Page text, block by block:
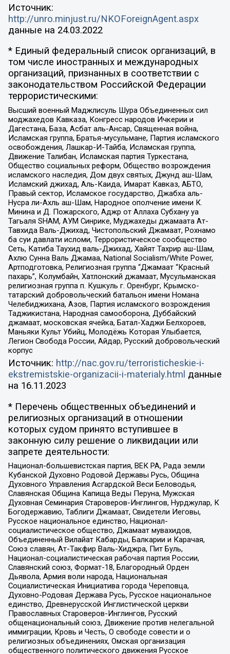
Источник:
http://unro.minjust.ru/NKOForeignAgent.aspx
данные на 24.03.2022
* Единый федеральный список организаций, в
том числе иностранных и международных
организаций, признанных в соответствии с
законодательством Российской Федерации
террористическими:
Высший военный Маджлисуль Шура Объединенных сил
моджахедов Кавказа, Конгресс народов Ичкерии и
Дагестана, База, Асбат аль-Ансар, Священная война,
Исламская группа, Братья-мусульмане, Партия исламского
освобождения, Лашкар-И-Тайба, Исламская группа,
Движение Талибан, Исламская партия Туркестана,
Общество социальных реформ, Общество возрождения
исламского наследия, Дом двух святых, Джунд аш-Шам,
Исламский джихад, Аль-Каида, Имарат Кавказ, АБТО,
Правый сектор, Исламское государство, Джабха аль-
Нусра ли-Ахль аш-Шам, Народное ополчение имени К.
Минина и Д. Пожарского, Аджр от Аллаха Субхану уа
Тагьаля SHAM, АУМ Синрике, Муджахеды джамаата Ат-
Тавхида Валь-Джихад, Чистопольский Джамаат, Рохнамо
ба суи давлати исломи, Террористическое сообщество
Сеть, Катиба Таухид валь-Джихад, Хайят Тахрир аш-Шам,
Ахлю Сунна Валь Джамаа, National Socialism/White Power,
Артподготовка, Религиозная группа “Джамаат “Красный
пахарь”, Колумбайн, Хатлонский джамаат, Мусульманская
религиозная группа п. Кушкуль г. Оренбург, Крымско-
татарский добровольческий батальон имени Номана
Челебиджихана, Азов, Партия исламского возрождения
Таджикистана, Народная самооборона, Дуббайский
джамаат, московская ячейка, Батал-Хаджи Белхороев,
Маньяки Культ Убийц, Молодёжь Которая Улыбается,
Легион Свобода России, Айдар, Русский добровольческий
корпус
Источник: http://nac.gov.ru/terroristicheskie-i-
ekstremistskie-organizacii-i-materialy.html данные
на 16.11.2023
* Перечень общественных объединений и
религиозных организаций в отношении
которых судом принято вступившее в
законную силу решение о ликвидации или
запрете деятельности:
Национал-большевистская партия, ВЕК РА, Рада земли
Кубанской Духовно Родовой Державы Русь, Община
Духовного Управления Асгардской Веси Беловодья,
Славянская Община Капища Веды Перуна, Мужская
Духовная Семинария Староверов-Инглингов, Нурджулар, К
Богодержавию, Таблиги Джамаат, Свидетели Иеговы,
Русское национальное единство, Национал-
социалистическое общество, Джамаат мувахидов,
Объединенный Вилайат Кабарды, Балкарии и Карачая,
Союз славян, Ат-Такфир Валь-Хиджра, Пит Буль,
Национал-социалистическая рабочая партия России,
Славянский союз, Формат-18, Благородный Орден
Дьявола, Армия воли народа, Национальная
Социалистическая Инициатива города Череповца,
Духовно-Родовая Держава Русь, Русское национальное
единство, Древнерусской Инглистической церкви
Православных Староверов-Инглингов, Русский
общенациональный союз, Движение против нелегальной
иммиграции, Кровь и Честь, О свободе совести и о
религиозных объединениях, Омская организация
общественного политического движения Русское